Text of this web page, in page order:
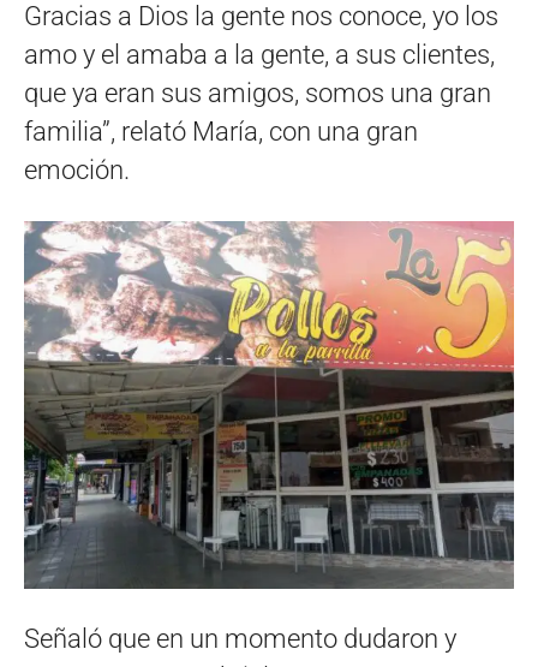
Gracias a Dios la gente nos conoce, yo los
amo y el amaba a la gente, a sus clientes,
que ya eran sus amigos, somos una gran
familia”, relató María, con una gran
emoción.
Señaló que en un momento dudaron y